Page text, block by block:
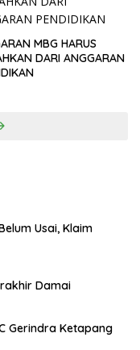
MBG HARUS
DARI ANGGARAN
Usai, Klaim
Damai
Gerindra Ketapang